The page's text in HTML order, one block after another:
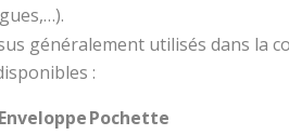
généralement utilisés dans la
:
EnveloppePochette